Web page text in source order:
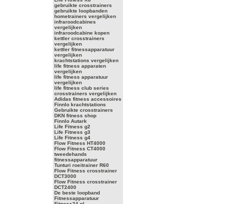
gebruikte crosstrainers
gebruikte loopbanden
hometrainers vergelijken
infraroodcabines
vergelijken
infraroodcabine kopen
kettler crosstrainers
vergelijken
kettler fitnessapparatuur
vergelijken
krachtstations vergelijken
life fitness apparaten
vergelijken
life fitness apparatuur
vergelijken
life fitness club series
crosstrainers vergelijken
Adidas fitness accessoires
Finnlo krachtstations
Gebruikte crosstrainers
DKN fitness shop
Finnlo Autark
Life Fitness g2
Life Fitness g3
Life Fitness g4
Flow Fitness HT4000
Flow Fitness CT4000
tweedehands
fitnessapparatuur
Tunturi roeitrainer R60
Flow Fitness crosstrainer
DCT3000
Flow Fitness crosstrainer
DCT2400
De beste loopband
Fitnessapparatuur